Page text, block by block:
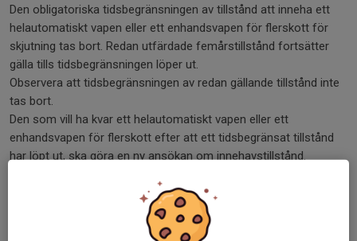
Den obligatoriska tidsbegränsningen av tillstånd att inneha ett
helautomatiskt vapen eller ett enhandsvapen för flerskott för
skjutning tas bort. Redan utfärdade femårstillstånd fortsätter
gälla tills tidsbegränsningen löper ut.
Observera att tidsbegränsningen av redan gällande tillstånd inte
tas bort.
Den som vill ha kvar ett helautomatiskt vapen eller ett
enhandsvapen för flerskott efter att ett tidsbegränsat tillstånd
har löpt ut, ska göra en ny ansökan om innehavstillstånd.
Detta innebär att ansökan om nytt tillstånd måste göras i
tillräckligt god tid för att Polismyndigheten ska hinna handlägga
ärendet och fatta beslut innan tidsbegränsningen går ut.